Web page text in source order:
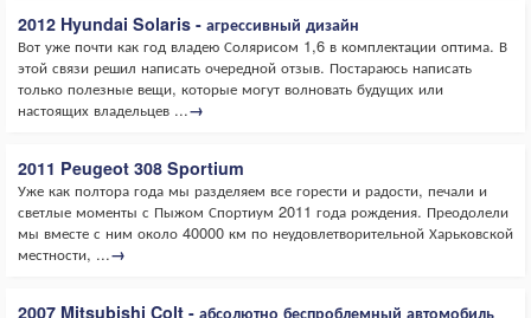
2012 Hyundai Solaris - агрессивный дизайн
Вот уже почти как год владею Солярисом 1,6 в комплектации оптима. В
этой связи решил написать очередной отзыв. Постараюсь написать
только полезные вещи, которые могут волновать будущих или
настоящих владельцев ...→
2011 Peugeot 308 Sportium
Уже как полтора года мы разделяем все горести и радости, печали и
светлые моменты с Пыжом Спортиум 2011 года рождения. Преодолели
мы вместе с ним около 40000 км по неудовлетворительной Харьковской
местности, ...→
2007 Mitsubishi Colt - абсолютно беспроблемный автомобиль